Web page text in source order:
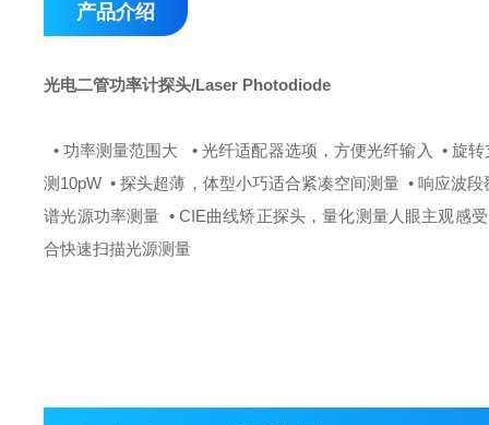
产品介绍
光电二管功率计探头/Laser Photodiode
• 功率测量范围大 • 光纤适配器选项，方便光纤输入
• 旋
测10pW • 探头超薄，体型小巧适合紧凑空间测量• 响应波段
谱光源功率测量 • CIE曲线矫正探头，量化测量人眼主观感受
合快速扫描光源测量